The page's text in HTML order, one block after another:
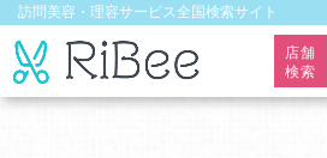
訪問美容・理容サービス全国検索サイト
店舗
検索